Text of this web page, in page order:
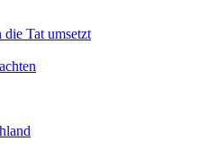
Tat umsetzt